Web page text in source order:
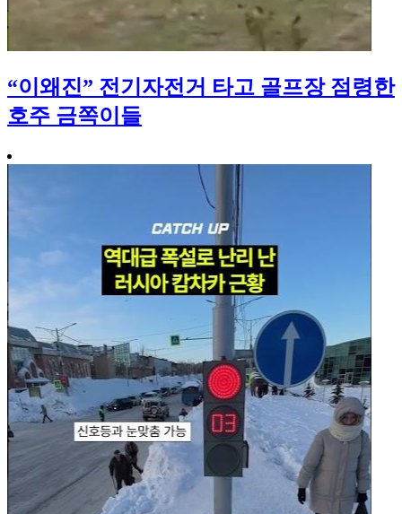
“이왜진” 전기자전거 타고 골프장 점령한
호주 금쪽이들